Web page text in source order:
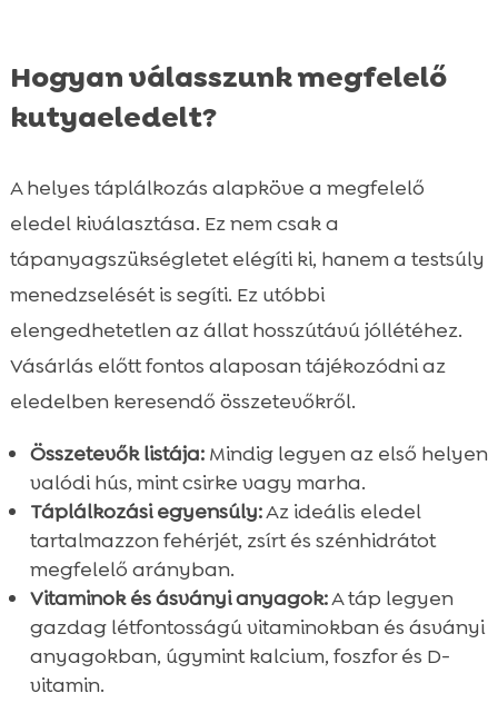
Hogyan válasszunk megfelelő
kutyaeledelt?
A helyes táplálkozás alapköve a megfelelő
eledel kiválasztása. Ez nem csak a
tápanyagszükségletet elégíti ki, hanem a testsúly
menedzselését is segíti. Ez utóbbi
elengedhetetlen az állat hosszútávú jóllétéhez.
Vásárlás előtt fontos alaposan tájékozódni az
eledelben keresendő összetevőkről.
Összetevők listája:Mindig legyen az első helyen
valódi hús, mint csirke vagy marha.
Táplálkozási egyensúly:Az ideális eledel
tartalmazzon fehérjét, zsírt és szénhidrátot
megfelelő arányban.
Vitaminok és ásványi anyagok:A táp legyen
gazdag létfontosságú vitaminokban és ásványi
anyagokban, úgymint kalcium, foszfor és D-
vitamin.